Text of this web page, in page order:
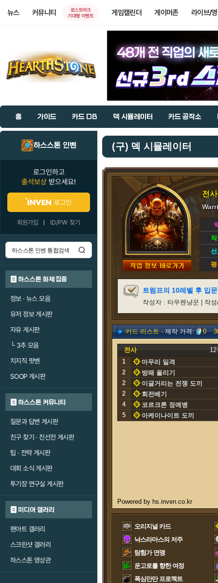
뉴스 커뮤니티
로스트아크
기대평 이벤트
게임캘린더 게이머존 라이브/
홈 가이드 카드 DB 덱 시뮬레이터 카드 공작소
하스스톤 인벤
로그인하고
출석보상 받으세요!
로그인
회원가입 ID/PW 찾기
하스스톤 화제 집중
정보 · 뉴스 모음
유저 정보 게시판
자유 게시판
└3추 모음
치지직 팟벤
SOOP 게시판
하스스톤 커뮤니티
질문과 답변 게시판
친구 찾기 · 친선전 게시판
팁 · 전략 게시판
대회 소식 게시판
투기장 연구실 게시판
미디어 갤러리
팬아트 갤러리
스크린샷 갤러리
하스스톤 영상관
(구) 덱 시뮬레이터
전
트럼프의 10레벨 후 입
작성자 : 타우렌냥꾼 | 작
카드 리스트 -제작 가격: 0
전사
12
1
마무리 일격
2
방패 올리기
2
이글거리는 전쟁 도끼
2
회전베기
4
코르크론 정예병
5
아케이나이트 도끼
오리지널 카드
낙스라마스의 저주
탐험가 연맹
운고로를 향한 여정
폭심만만 프로젝트